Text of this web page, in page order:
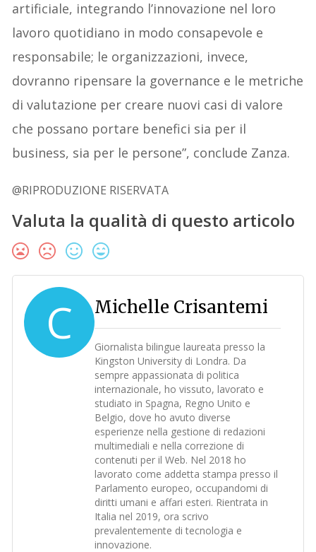
artificiale, integrando l’innovazione nel loro
lavoro quotidiano in modo consapevole e
responsabile; le organizzazioni, invece,
dovranno ripensare la governance e le metriche
di valutazione per creare nuovi casi di valore
che possano portare benefici sia per il
business, sia per le persone”, conclude Zanza.
@RIPRODUZIONE RISERVATA
Valuta la qualità di questo articolo
C Michelle Crisantemi
Giornalista bilingue laureata presso la
Kingston University di Londra. Da
sempre appassionata di politica
internazionale, ho vissuto, lavorato e
studiato in Spagna, Regno Unito e
Belgio, dove ho avuto diverse
esperienze nella gestione di redazioni
multimediali e nella correzione di
contenuti per il Web. Nel 2018 ho
lavorato come addetta stampa presso il
Parlamento europeo, occupandomi di
diritti umani e affari esteri. Rientrata in
Italia nel 2019, ora scrivo
prevalentemente di tecnologia e
innovazione.